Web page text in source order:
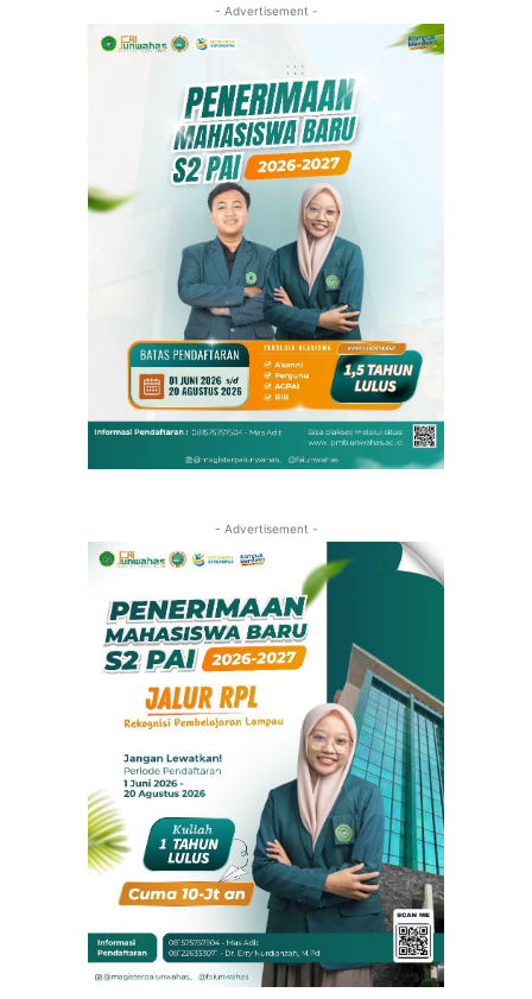
- Advertisement -
- Advertisement -